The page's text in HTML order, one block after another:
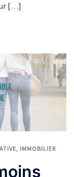
[…]
, IMMOBILIER